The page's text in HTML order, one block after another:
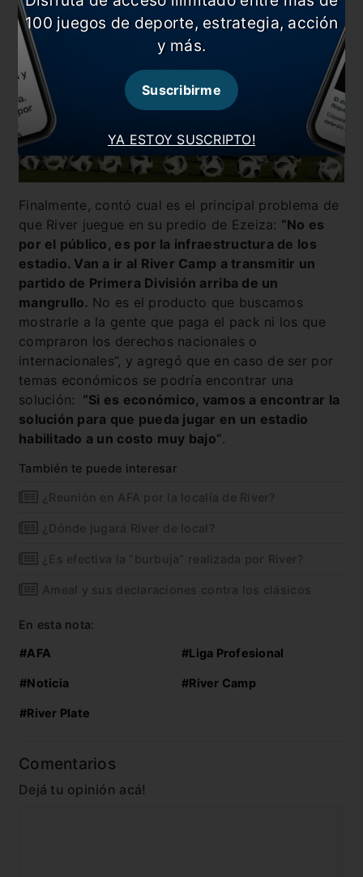
Finalmente, contó cual es el principal problema de
que River juegue en su predio de Ezeiza: “No es
por el público, es por la infraestructura de los
estadio. Van a ir al River Camp a transmitir un
partido de Primera División arriba de un
mangrullo. No es el producto que buscamos
mostrarle a la gente que paga el pack ni los que
compraron los derechos nacionales o
internacionales”, y agregó que en caso de ser por
temas económicos se podría encontrar una
solución: “Si es económico, vamos a encontrar la
solución para que pueda jugar en un estadio
habilitado a un costo muy bajo”.
También te puede interesar
¿Reunión en AFA por la localía de River?
¿Dónde jugará River de local?
¿Es efectiva la “burbuja” realizada por River?
Ameal y sus declaraciones contra los clásicos
En esta nota:
#AFA #Liga Profesional
#Noticia #River Camp
#River Plate
Comentarios
Dejá tu opinión acá!
YA ESTOY SUSCRIPTO!
100 juegos de deporte, estrategia, acción
y más.
Suscribirme